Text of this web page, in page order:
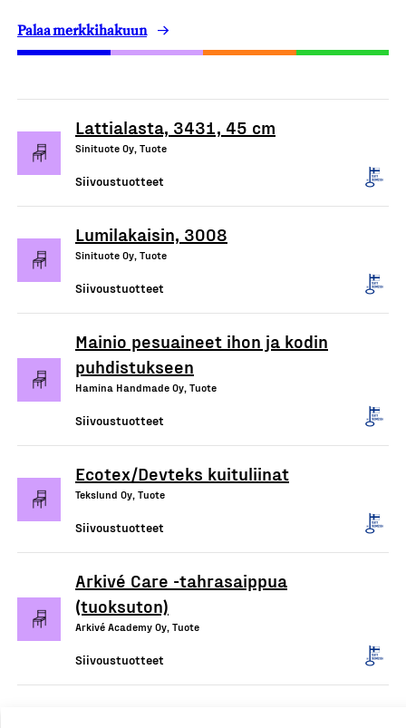
Palaa merkkihakuun
Lattialasta, 3431, 45 cm
Sinituote Oy, Tuote
Siivoustuotteet
Lumilakaisin, 3008
Sinituote Oy, Tuote
Siivoustuotteet
Mainio pesuaineet ihon ja kodin
puhdistukseen
Hamina Handmade Oy, Tuote
Siivoustuotteet
Ecotex/Devteks kuituliinat
Tekslund Oy, Tuote
Siivoustuotteet
Arkivé Care -tahrasaippua
(tuoksuton)
Arkivé Academy Oy, Tuote
Siivoustuotteet